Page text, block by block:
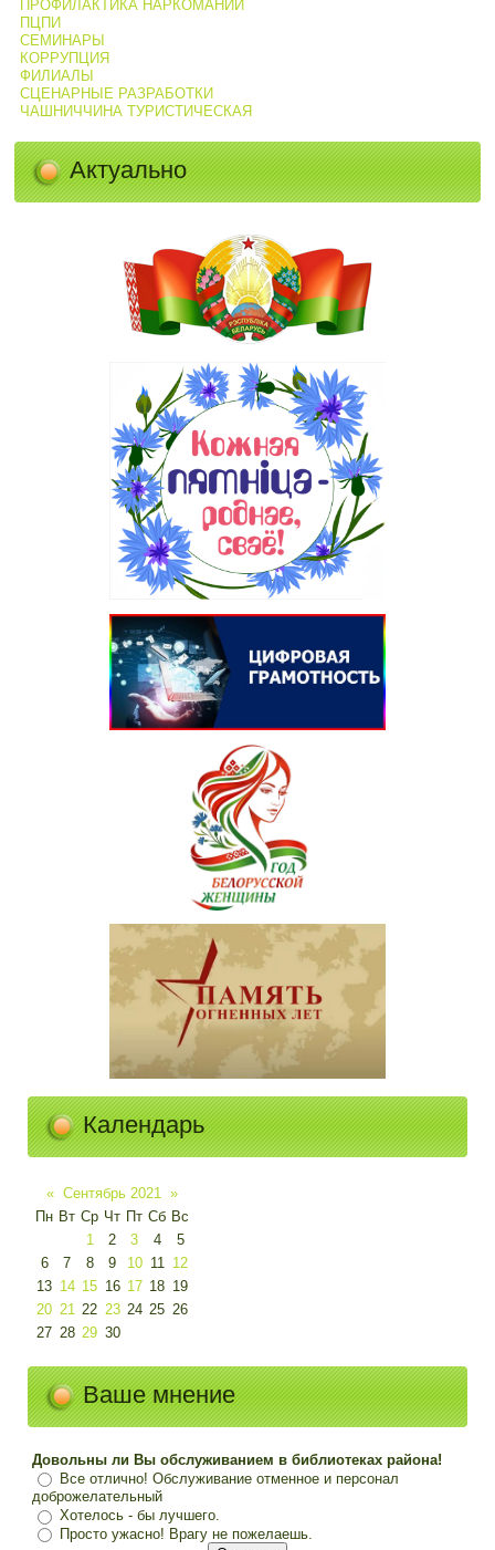
ПРОФИЛАКТИКА НАРКОМАНИИ
ПЦПИ
СЕМИНАРЫ
КОРРУПЦИЯ
ФИЛИАЛЫ
СЦЕНАРНЫЕ РАЗРАБОТКИ
ЧАШНИЧЧИНА ТУРИСТИЧЕСКАЯ
Актуально
Календарь
« Сентябрь 2021
»
Пн Вт Ср Чт Пт Сб Вс
1
2 3 4
5
6
7 8 9 10 11
12
13 14 15 16 17 18 19
20 21 22 23 24 25 26
27 28 29 30
Ваше мнение
Довольны ли Вы обслуживанием в библиотеках района!
Все отлично! Обслуживание отменное и персонал
доброжелательный
Хотелось - бы лучшего.
Просто ужасно! Врагу не пожелаешь.